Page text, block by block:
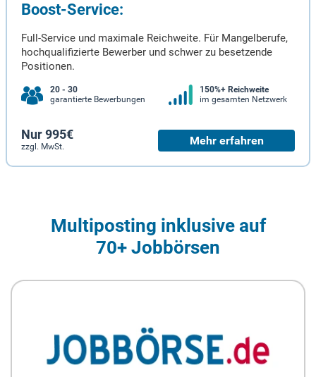
Boost-Service:
Full-Service und maximale Reichweite. Für Mangelberufe,
hochqualifizierte Bewerber und schwer zu besetzende
Positionen.
20 - 30
garantierte Bewerbungen
150%+ Reichweite
im gesamten Netzwerk
Nur 995€
zzgl. MwSt. Mehr erfahren
Multiposting inklusive auf
70+ Jobbörsen